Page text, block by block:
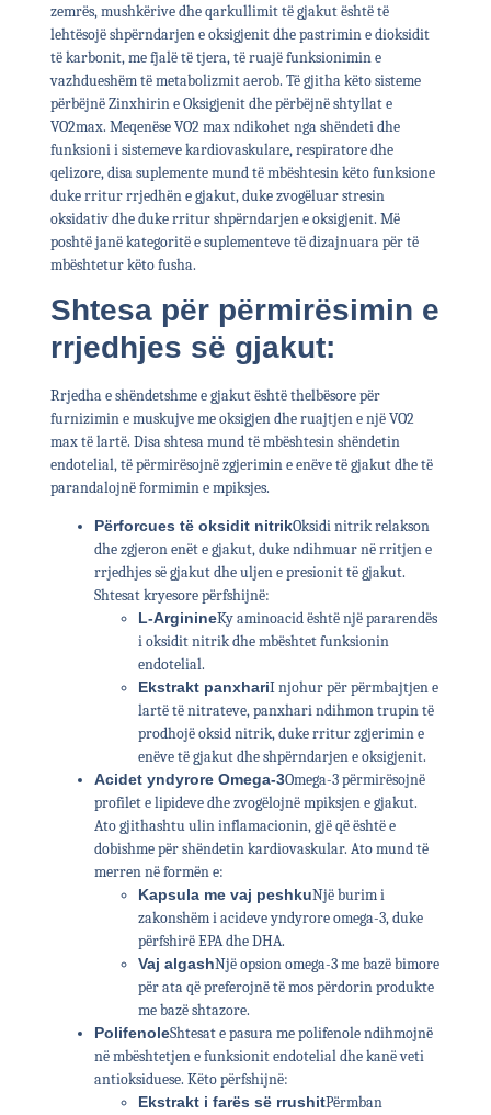
zemrës, mushkërive dhe qarkullimit të gjakut është të
lehtësojë shpërndarjen e oksigjenit dhe pastrimin e dioksidit
të karbonit, me fjalë të tjera, të ruajë funksionimin e
vazhdueshëm të metabolizmit aerob. Të gjitha këto sisteme
përbëjnë Zinxhirin e Oksigjenit dhe përbëjnë shtyllat e
VO2max. Meqenëse VO2 max ndikohet nga shëndeti dhe
funksioni i sistemeve kardiovaskulare, respiratore dhe
qelizore, disa suplemente mund të mbështesin këto funksione
duke rritur rrjedhën e gjakut, duke zvogëluar stresin
oksidativ dhe duke rritur shpërndarjen e oksigjenit. Më
poshtë janë kategoritë e suplementeve të dizajnuara për të
mbështetur këto fusha.
Shtesa për përmirësimin e
rrjedhjes së gjakut:
Rrjedha e shëndetshme e gjakut është thelbësore për
furnizimin e muskujve me oksigjen dhe ruajtjen e një VO2
max të lartë. Disa shtesa mund të mbështesin shëndetin
endotelial, të përmirësojnë zgjerimin e enëve të gjakut dhe të
parandalojnë formimin e mpiksjes.
Përforcues të oksidit nitrikOksidi nitrik relakson
dhe zgjeron enët e gjakut, duke ndihmuar në rritjen e
rrjedhjes së gjakut dhe uljen e presionit të gjakut.
Shtesat kryesore përfshijnë:
L-ArginineKy aminoacid është një pararendës
i oksidit nitrik dhe mbështet funksionin
endotelial.
Ekstrakt panxhariI njohur për përmbajtjen e
lartë të nitrateve, panxhari ndihmon trupin të
prodhojë oksid nitrik, duke rritur zgjerimin e
enëve të gjakut dhe shpërndarjen e oksigjenit.
Acidet yndyrore Omega-3Omega-3 përmirësojnë
profilet e lipideve dhe zvogëlojnë mpiksjen e gjakut.
Ato gjithashtu ulin inflamacionin, gjë që është e
dobishme për shëndetin kardiovaskular. Ato mund të
merren në formën e:
Kapsula me vaj peshkuNjë burim i
zakonshëm i acideve yndyrore omega-3, duke
përfshirë EPA dhe DHA.
Vaj algashNjë opsion omega-3 me bazë bimore
për ata që preferojnë të mos përdorin produkte
me bazë shtazore.
PolifenoleShtesat e pasura me polifenole ndihmojnë
në mbështetjen e funksionit endotelial dhe kanë veti
antioksiduese. Këto përfshijnë:
Ekstrakt i farës së rrushitPërmban